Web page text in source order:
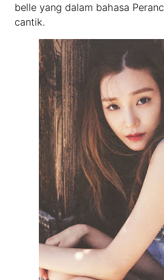
belle yang dalam bahasa
cantik.